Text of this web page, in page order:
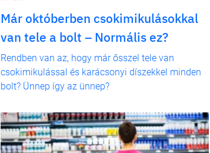
Már októberben csokimikulásokkal
van tele a bolt – Normális ez?
Rendben van az, hogy már ősszel tele van
csokimikulással és karácsonyi díszekkel minden
bolt? Ünnep így az ünnep?